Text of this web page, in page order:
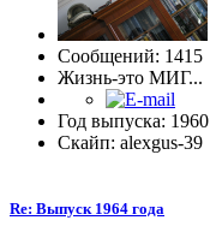
Сообщений: 1415
Жизнь-это МИГ...
Год выпуска: 1960
Скайп: alexgus-39
Re: Выпуск 1964 года